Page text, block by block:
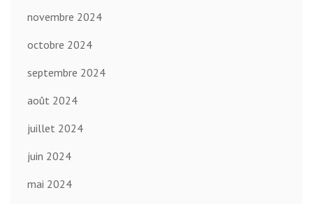
novembre 2024
octobre 2024
septembre 2024
août 2024
juillet 2024
juin 2024
mai 2024